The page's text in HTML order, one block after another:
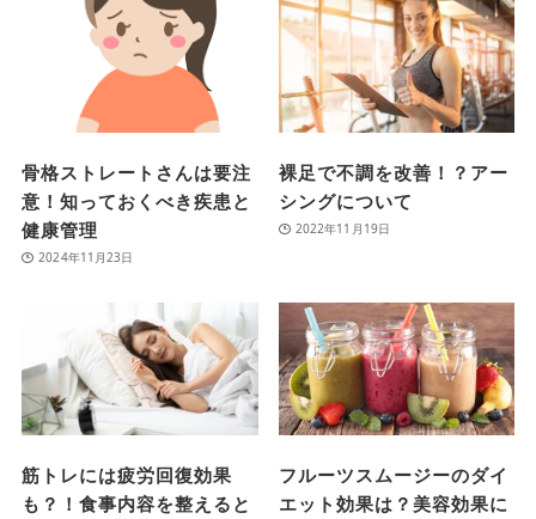
骨格ストレートさんは要注
意！知っておくべき疾患と
健康管理
2024年11月23日
裸足で不調を改善！？アー
シングについて
2022年11月19日
筋トレには疲労回復効果
も？！食事内容を整えると
フルーツスムージーのダイ
エット効果は？美容効果に